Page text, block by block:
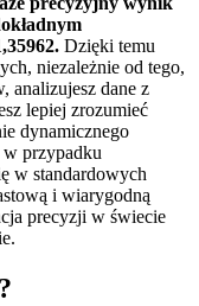
Dzięki temu
niezależnie od tego,
analizujesz dane z
lepiej zrozumieć
dynamicznego
w przypadku
w standardowych
i wiarygodną
precyzji w świecie